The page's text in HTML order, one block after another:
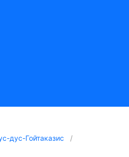
дус-Гойтаказис